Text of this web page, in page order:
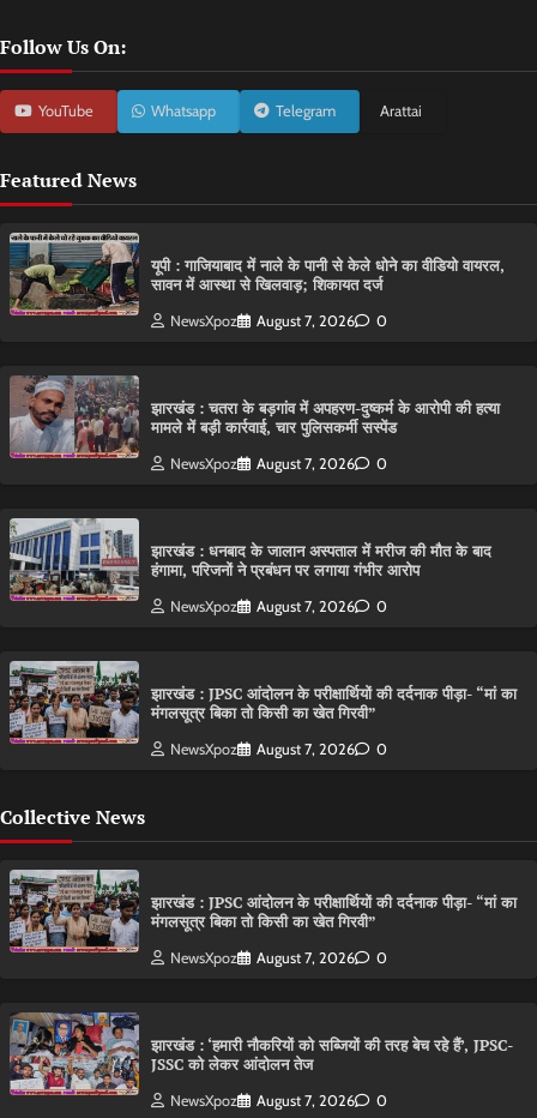
Follow Us On:
YouTube Whatsapp Telegram Arattai
Featured News
यूपी : गाजियाबाद में नाले के पानी से केले धोने का वीडियो वायरल,
सावन में आस्था से खिलवाड़; शिकायत दर्ज
NewsXpoz August 7, 2026 0
झारखंड : चतरा के बड़गांव में अपहरण-दुष्कर्म के आरोपी की हत्या
मामले में बड़ी कार्रवाई, चार पुलिसकर्मी सस्पेंड
NewsXpoz August 7, 2026 0
झारखंड : धनबाद के जालान अस्पताल में मरीज की मौत के बाद
हंगामा, परिजनों ने प्रबंधन पर लगाया गंभीर आरोप
NewsXpoz August 7, 2026 0
झारखंड : JPSC आंदोलन के परीक्षार्थियों की दर्दनाक पीड़ा- “मां का
मंगलसूत्र बिका तो किसी का खेत गिरवी”
NewsXpoz August 7, 2026 0
Collective News
झारखंड : JPSC आंदोलन के परीक्षार्थियों की दर्दनाक पीड़ा- “मां का
मंगलसूत्र बिका तो किसी का खेत गिरवी”
NewsXpoz August 7, 2026 0
झारखंड : ‘हमारी नौकरियों को सब्जियों की तरह बेच रहे हैं’, JPSC-
JSSC को लेकर आंदोलन तेज
NewsXpoz August 7, 2026 0